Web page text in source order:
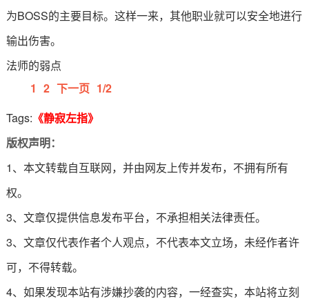
为BOSS的主要目标。这样一来，其他职业就可以安全地进行
输出伤害。
法师的弱点
1 2 下一页 1/2
Tags: 《静寂左指》
版权声明：
1、本文转载自互联网，并由网友上传并发布，不拥有所有
权。
3、文章仅提供信息发布平台，不承担相关法律责任。
3、文章仅代表作者个人观点，不代表本文立场，未经作者许
可，不得转载。
4、如果发现本站有涉嫌抄袭的内容，一经查实，本站将立刻